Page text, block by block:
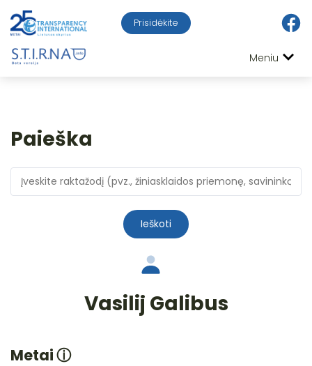
Prisidėkite
Meniu
Paieška
Ieškoti
Vasilij Galibus
Metaiⓘ